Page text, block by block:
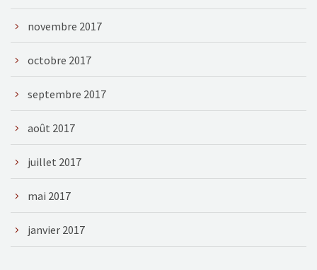
novembre 2017
octobre 2017
septembre 2017
août 2017
juillet 2017
mai 2017
janvier 2017